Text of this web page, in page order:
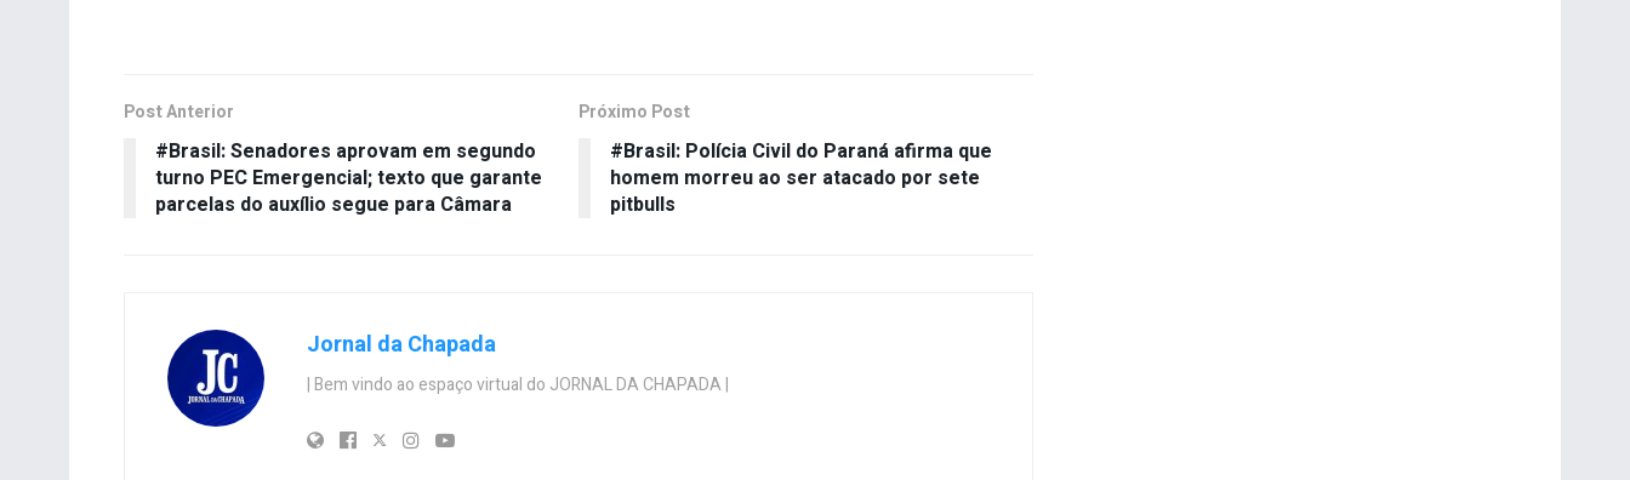
Post Anterior
#Brasil: Senadores aprovam em segundo
turno PEC Emergencial; texto que garante
parcelas do auxílio segue para Câmara
Próximo Post
#Brasil: Polícia Civil do Paraná afirma que
homem morreu ao ser atacado por sete
pitbulls
Jornal da Chapada
| Bem vindo ao espaço virtual do JORNAL DA CHAPADA |